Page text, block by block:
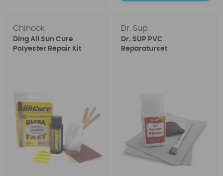
Chinook
Ding All Sun Cure
Polyester Repair Kit
Dr. Sup
Dr. SUP PVC
Reparaturset